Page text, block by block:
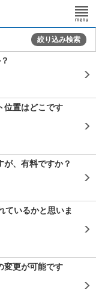
絞り込み検索
位置はどこです
、有料ですか？
ているかと思いま
変更が可能です